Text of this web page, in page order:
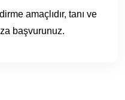
amaçlıdır, tanı ve
başvurunuz.